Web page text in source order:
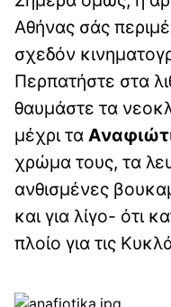
Αθήνας σάς
σχεδόν
Περπατήστε στα
θαυμάστε τα
μέχρι τα
χρώμα τους, τα
ανθισμένες
και για λίγο- ότι
πλοίο για τις